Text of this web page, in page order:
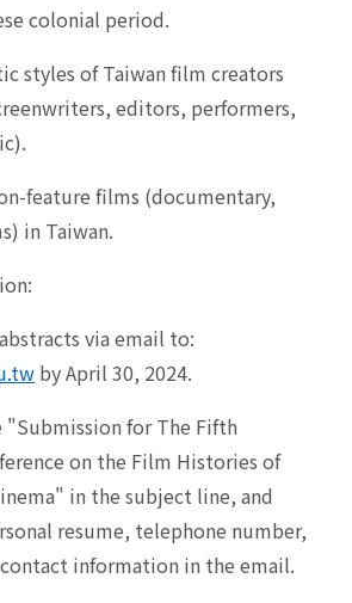
colonial period.
styles of Taiwan film creators
editors, performers,
feature films (documentary,
in Taiwan.
via email to:
by April 30, 2024.
"Submission for The Fifth
on the Film Histories of
in the subject line, and
resume, telephone number,
information in the email.